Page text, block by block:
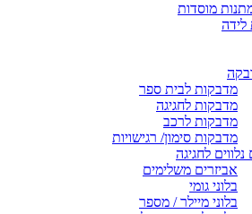
מוסדות
לידה
מדבקות לבית ספר
מדבקות לחגיגה
מדבקות לרכב
מדבקות סימון/ רגישויות
לחגיגה
אביזרים משלימים
בלוני גומי
בלוני מיילר / מספר